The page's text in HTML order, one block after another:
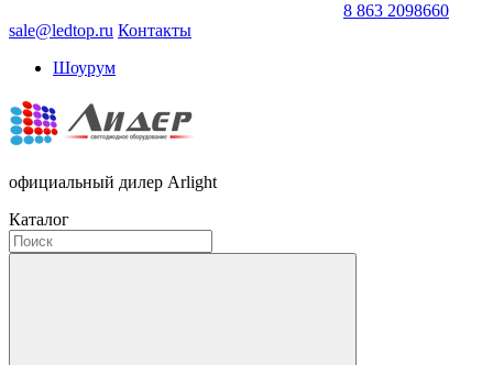
8 863 2098660
sale@ledtop.ru Контакты
Шоурум
официальный дилер Arlight
Каталог